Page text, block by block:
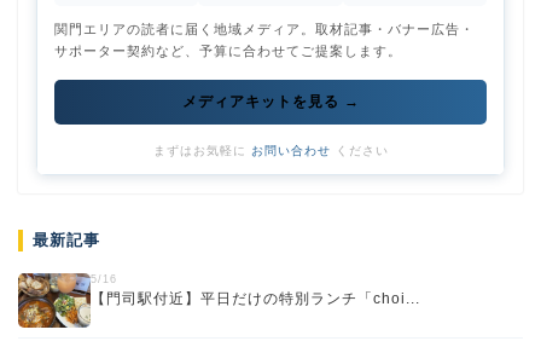
関門エリアの読者に届く地域メディア。取材記事・バナー広告・
サポーター契約など、予算に合わせてご提案します。
メディアキットを見る →
まずはお気軽に お問い合わせ ください
最新記事
5/16
【門司駅付近】平日だけの特別ランチ「choi...